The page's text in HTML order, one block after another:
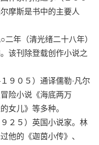
摩斯是书中的主要人
年（清光绪二十八年）
该刊除登载创作小说之
０５）通译儒勒·凡尔
险小说《海底两万
女儿》等多种。
５）英国小说家。林
他的《迦茵小传》、